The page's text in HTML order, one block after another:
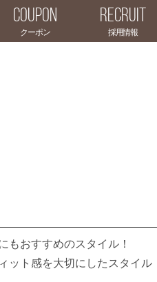
COUPON RECRUIT
おすすめのスタイル！
ット感を大切にしたスタイル